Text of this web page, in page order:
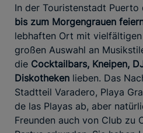
In der Touristenstadt Puerto
bis zum Morgengrauen
lebhaften Ort mit
großen Auswahl an
die Cocktailbars, Kneipen,
Diskotheken lieben. Das
Stadtteil Varadero, Playa
de las Playas ab, aber
Freunden auch von Club zu